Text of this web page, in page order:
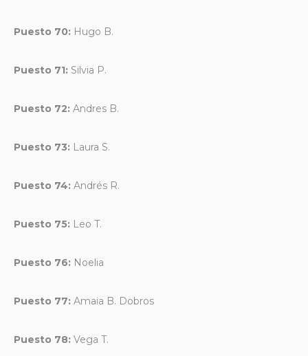
Puesto 70: Hugo B.
Puesto 71: Silvia P.
Puesto 72: Andres B.
Puesto 73: Laura S.
Puesto 74: Andrés R.
Puesto 75: Leo T.
Puesto 76: Noelia
Puesto 77: Amaia B. Dobros
Puesto 78: Vega T.